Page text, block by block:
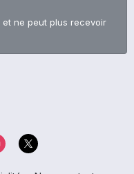
ne peut plus recevoir